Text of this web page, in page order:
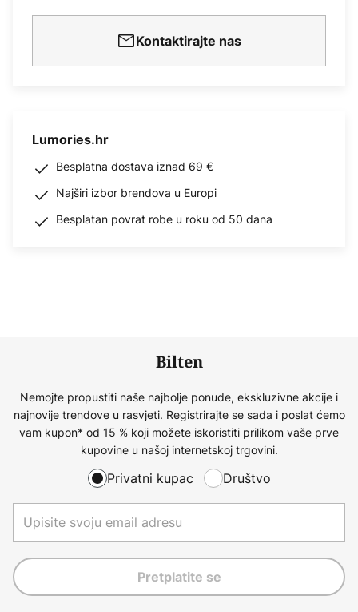
Kontaktirajte nas
Lumories.hr
Besplatna dostava iznad 69 €
Najširi izbor brendova u Europi
Besplatan povrat robe u roku od 50 dana
Bilten
Nemojte propustiti naše najbolje ponude, ekskluzivne akcije i
najnovije trendove u rasvjeti. Registrirajte se sada i poslat ćemo
vam kupon* od 15 % koji možete iskoristiti prilikom vaše prve
kupovine u našoj internetskoj trgovini.
Privatni kupac Društvo
Pretplatite se